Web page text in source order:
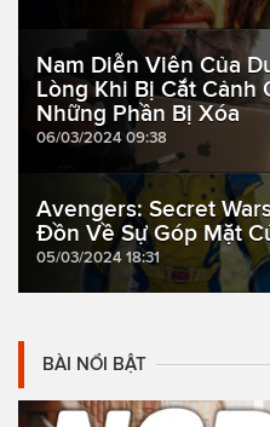
Nam Diễn Viên Của
Lòng Khi Bị Cắt Cảnh
Những Phần Bị Xóa
06/03/2024 09:38
Avengers: Secret
Đồn Về Sự Góp Mặt
05/03/2024 18:31
BÀI NỔI BẬT